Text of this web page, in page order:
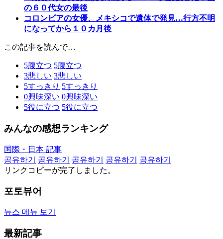
の６０代女の最後
コロンビアの女優、メキシコで遺体で発見…行方不明
になってから１０カ月後
この記事を読んで…
5腹立つ 5腹立つ
3悲しい 3悲しい
5すっきり 5すっきり
0興味深い 0興味深い
5役に立つ 5役に立つ
みんなの感想ランキング
国際・日本 記事
공유하기
공유하기 공유하기 공유하기
공유하기
リンクコピーが完了しました。
포토뷰어
뉴스 메뉴 보기
最新記事